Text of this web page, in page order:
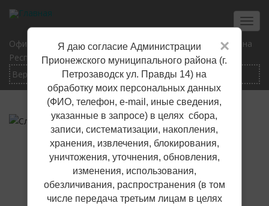
Перейти
основному
содержанию
×
Я даю согласие Администрации
Прионежского муниципального района (г.
Петрозаводск ул. Правды 14) на
обработку моих персональных данных
(ФИО, телефон, е-mail, иные сведения,
указанные в запросе) в целях сбора,
записи, систематизации, накопления,
хранения, извлечения, блокирования,
уничтожения, уточнения, обновления,
изменения, использования,
обезличивания, распространения (в том
числе передача третьим лицам в целях
Официальный сайт Прионежского муниципального района
Республики Карелия